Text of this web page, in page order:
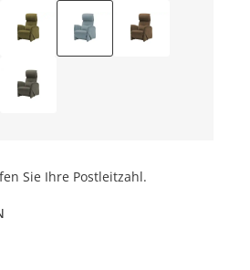
Sie Ihre Postleitzahl.